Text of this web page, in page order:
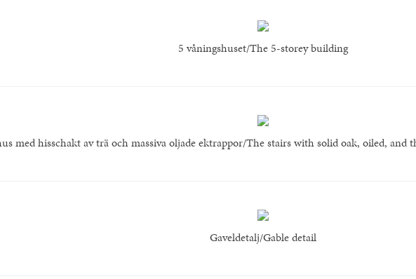
5 våningshuset/The 5-storey building
med hisschakt av trä och massiva oljade ektrappor/The stairs with solid oak, oiled,
Gaveldetalj/Gable detail